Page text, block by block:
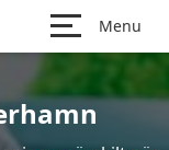
Menu